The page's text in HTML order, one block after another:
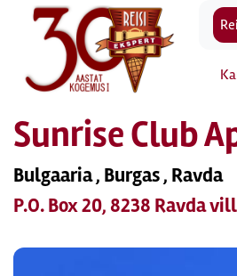
Sunrise Club
Bulgaaria , Burgas , Ravda
P.O. Box 20, 8238 Ravda